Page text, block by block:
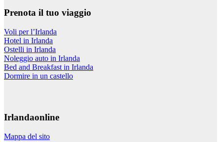
Prenota il tuo viaggio
Voli per l’Irlanda
Hotel in Irlanda
Ostelli in Irlanda
Noleggio auto in Irlanda
Bed and Breakfast in Irlanda
Dormire in un castello
Irlandaonline
Mappa del sito